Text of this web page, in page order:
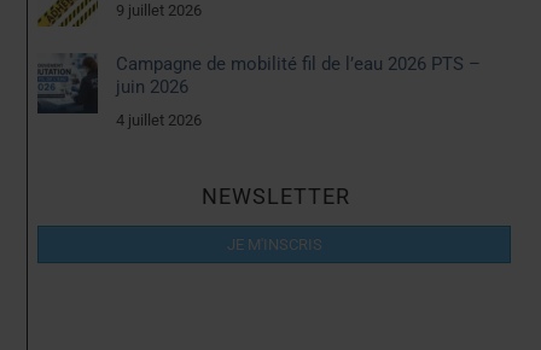
9 juillet 2026
Campagne de mobilité fil de l’eau 2026 PTS –
juin 2026
4 juillet 2026
NEWSLETTER
JE M'INSCRIS